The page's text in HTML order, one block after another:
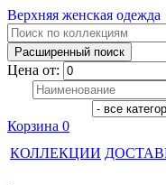
Верхняя женская одежда
Цена от:
Корзина 0
КОЛЛЕКЦИИ